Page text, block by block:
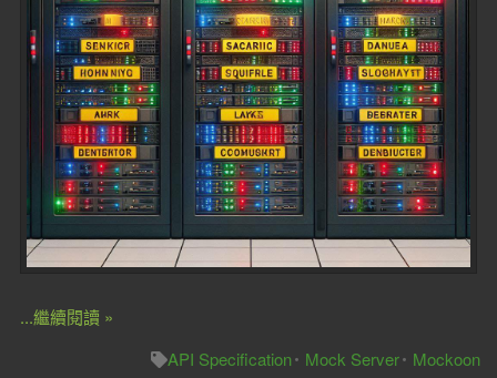
...繼續閱讀 »
API Specification
Mock Server Mockoon